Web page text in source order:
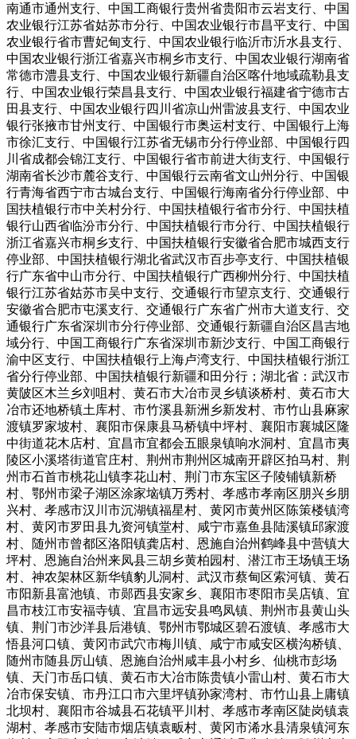
南通市通州支行、中国工商银行贵州省贵阳市云岩支行、中国
农业银行江苏省姑苏市分行、中国农业银行市昌平支行、中国
农业银行省市曹妃甸支行、中国农业银行临沂市沂水县支行、
中国农业银行浙江省嘉兴市桐乡市支行、中国农业银行湖南省
常德市澧县支行、中国农业银行新疆自治区喀什地域疏勒县支
行、中国农业银行荣昌县支行、中国农业银行福建省宁德市古
田县支行、中国农业银行四川省凉山州雷波县支行、中国农业
银行张掖市甘州支行、中国银行市奥运村支行、中国银行上海
市徐汇支行、中国银行江苏省无锡市分行停业部、中国银行四
川省成都会锦江支行、中国银行省市前进大街支行、中国银行
湖南省长沙市麓谷支行、中国银行云南省文山州分行、中国银
行青海省西宁市古城台支行、中国银行海南省分行停业部、中
国扶植银行市中关村分行、中国扶植银行省市分行、中国扶植
银行山西省临汾市分行、中国扶植银行市分行、中国扶植银行
浙江省嘉兴市桐乡支行、中国扶植银行安徽省合肥市城西支行
停业部、中国扶植银行湖北省武汉市百步亭支行、中国扶植银
行广东省中山市分行、中国扶植银行广西柳州分行、中国扶植
银行江苏省姑苏市吴中支行、交通银行市望京支行、交通银行
安徽省合肥市屯溪支行、交通银行广东省广州市大道支行、交
通银行广东省深圳市分行停业部、交通银行新疆自治区昌吉地
域分行、中国工商银行广东省深圳市新沙支行、中国工商银行
渝中区支行、中国扶植银行上海卢湾支行、中国扶植银行浙江
省分行停业部、中国扶植银行新疆和田分行；湖北省：武汉市
黄陂区木兰乡刘咀村、黄石市大冶市灵乡镇谈桥村、黄石市大
冶市还地桥镇土库村、市竹溪县新洲乡新发村、市竹山县麻家
渡镇罗家坡村、襄阳市保康县马桥镇中坪村、襄阳市襄城区隆
中街道花木店村、宜昌市宜都会五眼泉镇响水洞村、宜昌市夷
陵区小溪塔街道官庄村、荆州市荆州区城南开辟区拍马村、荆
州市石首市桃花山镇李花山村、荆门市东宝区子陵铺镇新桥
村、鄂州市梁子湖区涂家垴镇万秀村、孝感市孝南区朋兴乡朋
兴村、孝感市汉川市沉湖镇福星村、黄冈市黄州区陈策楼镇湾
村、黄冈市罗田县九资河镇堂村、咸宁市嘉鱼县陆溪镇邱家渡
村、随州市曾都区洛阳镇龚店村、恩施自治州鹤峰县中营镇大
坪村、恩施自治州来凤县三胡乡黄柏园村、潜江市王场镇王场
村、神农架林区新华镇豹儿洞村、武汉市蔡甸区索河镇、黄石
市阳新县富池镇、市郧西县安家乡、襄阳市枣阳市吴店镇、宜
昌市枝江市安福寺镇、宜昌市远安县鸣凤镇、荆州市县黄山头
镇、荆门市沙洋县后港镇、鄂州市鄂城区碧石渡镇、孝感市大
悟县河口镇、黄冈市武穴市梅川镇、咸宁市咸安区横沟桥镇、
随州市随县厉山镇、恩施自治州咸丰县小村乡、仙桃市彭场
镇、天门市岳口镇、黄石市大冶市陈贵镇小雷山村、黄石市大
冶市保安镇、市丹江口市六里坪镇孙家湾村、市竹山县上庸镇
北坝村、襄阳市谷城县石花镇平川村、孝感市孝南区陡岗镇袁
湖村、孝感市安陆市烟店镇袁畈村、黄冈市浠水县清泉镇河东